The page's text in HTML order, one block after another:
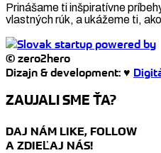
Prinášame ti inšpiratívne
vlastných rúk, a ukážeme ti,
© zero2hero
Dizajn & development: ♥
ZAUJALI SME ŤA?
DAJ NÁM LIKE, FOLLOW
A ZDIEĽAJ NÁS!